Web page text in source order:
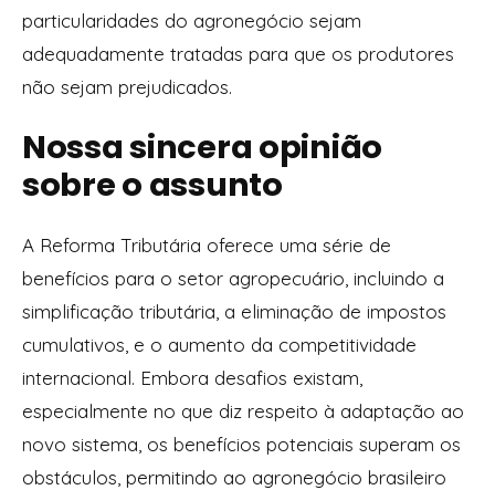
particularidades do agronegócio sejam
adequadamente tratadas para que os produtores
não sejam prejudicados.
Nossa sincera opinião
sobre o assunto
A Reforma Tributária oferece uma série de
benefícios para o setor agropecuário, incluindo a
simplificação tributária, a eliminação de impostos
cumulativos, e o aumento da competitividade
internacional. Embora desafios existam,
especialmente no que diz respeito à adaptação ao
novo sistema, os benefícios potenciais superam os
obstáculos, permitindo ao agronegócio brasileiro